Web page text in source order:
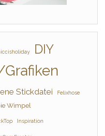
DIY
Stickdatei Felixhose
Wimpel
Inspiration